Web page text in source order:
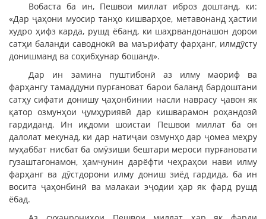
Вобаста ба ин, Пешвои миллат иброз доштанд, ки:
«Дар ҷаҳони муосир танҳо кишварҳое, метавонанд ҳастии
худро ҳифз карда, рушд ёбанд, ки шаҳрвандонашон дорои
сатҳи баланди саводнокӣ ва маърифату фарҳанг, илмдӯсту
донишманд ва соҳибҳунар бошанд».
Дар ин замина пуштибонӣ аз илму маориф ва
фарҳангу тамаддуни пурғановат барои баланд бардоштани
сатҳу сифати донишу ҷаҳонбинии насли наврасу ҷавон як
қатор озмунҳои ҷумҳуриявӣ дар кишварамон роҳандозӣ
гардиданд. Ин иқдоми шоистаи Пешвои миллат ба он
далолат мекунад, ки дар натиҷаи озмунҳо дар ҷомеа меҳру
муҳаббат нисбат ба омӯзиши бештари мероси пурғановати
гузаштагонамон, ҳамчунин дарёфти чеҳраҳои нави илму
фарҳанг ва дӯстдорони илму дониш зиёд гардида, ба ин
восита ҷаҳонбинӣ ва малакаи эҷодии ҳар як фард рушд
ёбад.